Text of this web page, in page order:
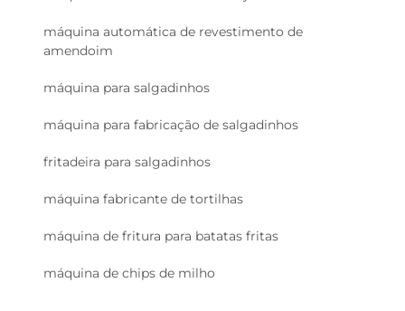
máquina automática de revestimento de
amendoim
máquina para salgadinhos
máquina para fabricação de salgadinhos
fritadeira para salgadinhos
máquina fabricante de tortilhas
máquina de fritura para batatas fritas
máquina de chips de milho